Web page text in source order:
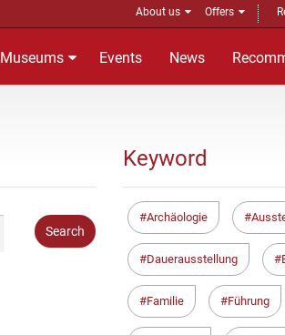
About us Offers
Museums Events News
Keyword
Archäologie
Dauerausstellung
Familie Führung